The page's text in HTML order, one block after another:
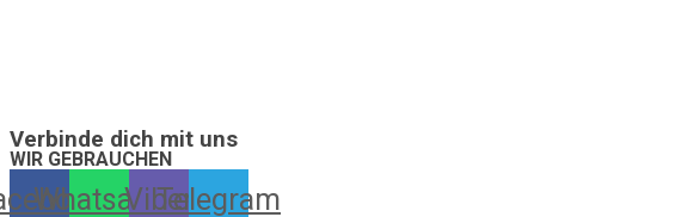
Verbinde dich mit uns
WIR GEBRAUCHEN
Whatsapp
ViberTelegram